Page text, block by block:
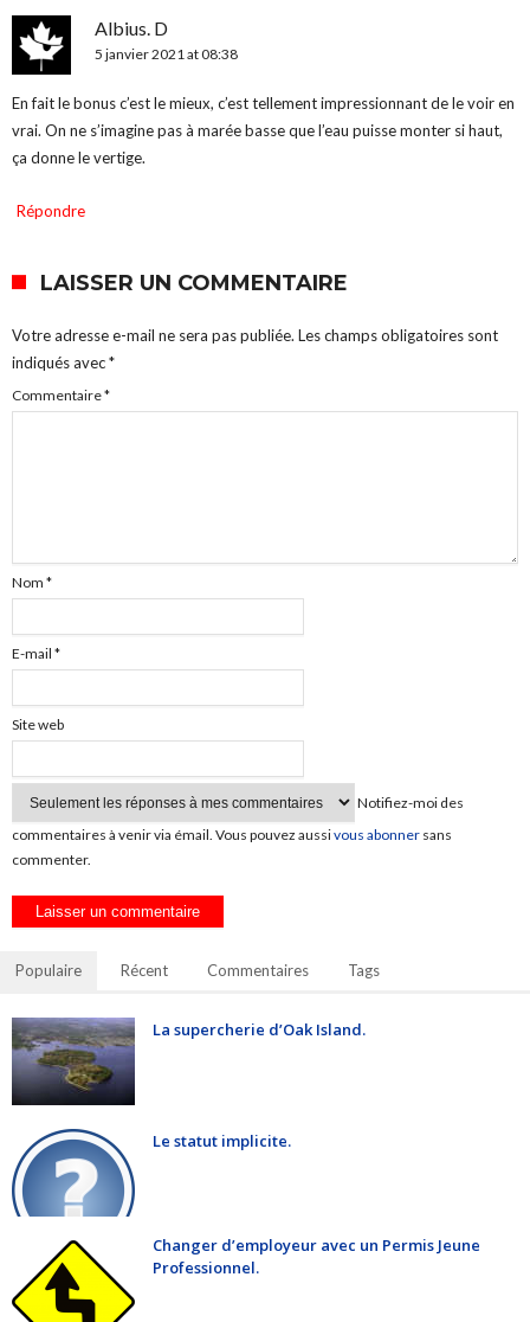
Albius. D
5 janvier 2021 at 08:38
En fait le bonus c’est le mieux, c’est tellement impressionnant de le voir en
vrai. On ne s’imagine pas à marée basse que l’eau puisse monter si haut,
ça donne le vertige.
Répondre
LAISSER UN COMMENTAIRE
Votre adresse e-mail ne sera pas publiée. Les champs obligatoires sont
indiqués avec*
Commentaire*
Nom *
E-mail *
Site web
Notifiez-moi des
commentaires à venir via émail. Vous pouvez aussivous abonner sans
commenter.
Populaire Récent Commentaires Tags
La supercherie d’Oak Island.
Le statut implicite.
Changer d’employeur avec un Permis Jeune
Professionnel.